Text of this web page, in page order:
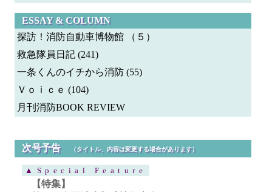
ESSAY & COLUMN
探訪！消防自動車博物館 （５）
救急隊員日記 (241)
一条くんのイチから消防 (55)
Ｖｏｉｃｅ (104)
月刊消防BOOK REVIEW
次号予告 （タイトル、内容は変更する場合があります）
▲Special Feature
【特集】